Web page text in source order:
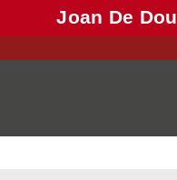
Joan De Dou